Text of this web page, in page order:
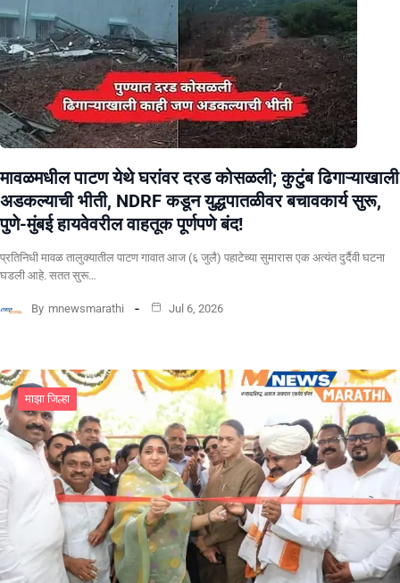
मावळमधील पाटण येथे घरांवर दरड कोसळली; कुटुंब ढिगाऱ्याखाली
अडकल्याची भीती, NDRF कडून युद्धपातळीवर बचावकार्य सुरू,
पुणे-मुंबई हायवेवरील वाहतूक पूर्णपणे बंद!
​प्रतिनिधी मावळ तालुक्यातील पाटण गावात आज (६ जुलै) पहाटेच्या सुमारास एक अत्यंत दुर्दैवी घटना
घडली आहे. सतत सुरू…
By mnewsmarathi Jul 6, 2026
माझा जिल्हा